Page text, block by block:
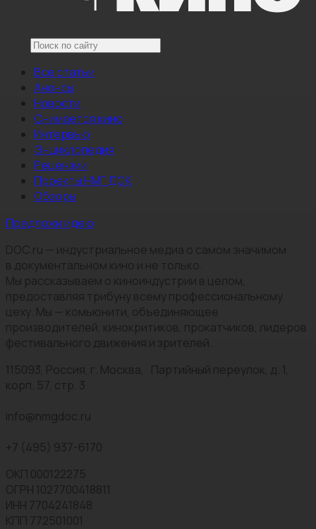
Все статьи
Анонсы
Новости
Снимается кино
Интервью
Энциклопедия
Рецензии
Проекты НМГ ДОК
Обзоры
Предложи идею
DOC.ru — индустриальное медиа о самом значимом
в документальном кино и не только.
Мы рассказываем о киноиндустрии в целом,
предоставляя трибуну всему профессиональному
цеху. Мы — комьюнити, объединяющее
производителей, кинокритиков, прокатчиков, лидеров
фестивального движения и зрителей.
115093, Россия, г. Москва, Партийный переулок, д. 1,
корп. 57, стр. 3
info@nmgdoc.ru
+7 (495) 937-6170
ОКП 000122275
ОГРН 1027700418811
ИНН 7704241848
КПП 772501001